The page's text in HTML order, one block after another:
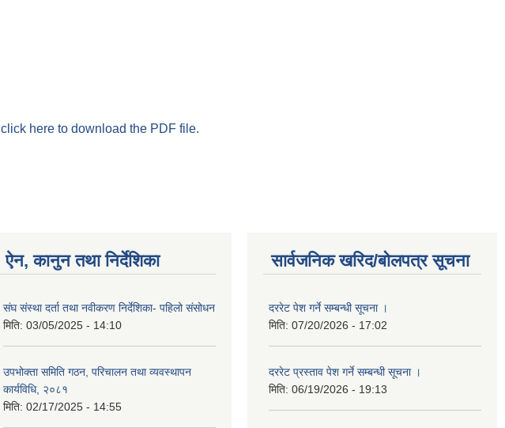
click here to download the PDF file.
ऐन, कानुन तथा निर्देशिका
संघ संस्था दर्ता तथा नवीकरण निर्देशिका- पहिलो संसोधन
मिति: 03/05/2025 - 14:10
उपभोक्ता समिति गठन, परिचालन तथा व्यवस्थापन
कार्यविधि, २०८१
मिति: 02/17/2025 - 14:55
सार्वजनिक खरिद/बोलपत्र सूचना
दररेट पेश गर्ने सम्बन्धी सूचना ।
मिति: 07/20/2026 - 17:02
दररेट प्रस्ताव पेश गर्ने सम्बन्धी सूचना ।
मिति: 06/19/2026 - 19:13